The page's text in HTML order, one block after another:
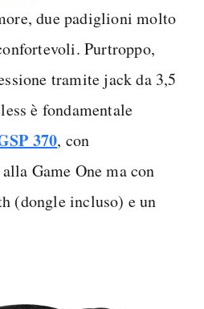
due padiglioni molto
Purtroppo,
tramite jack da 3,5
è fondamentale
370, con
Game One ma con
(dongle incluso) e un